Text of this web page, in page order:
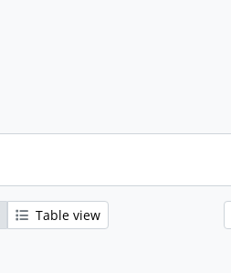
Table view